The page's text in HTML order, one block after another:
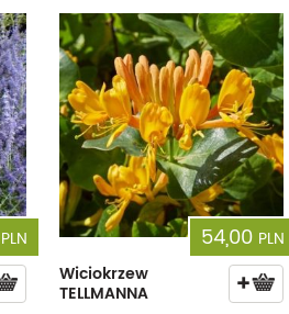
PLN
54,00 PLN
Wiciokrzew
TELLMANNA